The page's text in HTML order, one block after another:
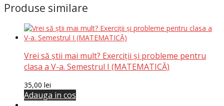
Produse similare
Vrei să știi mai mult? Exerciții și probleme pentru
clasa a V-a. Semestrul I (MATEMATICĂ)
35,00 lei
Adauga in cos